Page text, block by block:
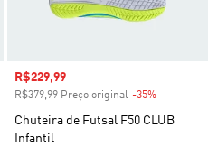
Preço com desconto
R$229,99
R$379,99 Preço original -35%
Chuteira de Futsal F50 CLUB
Infantil